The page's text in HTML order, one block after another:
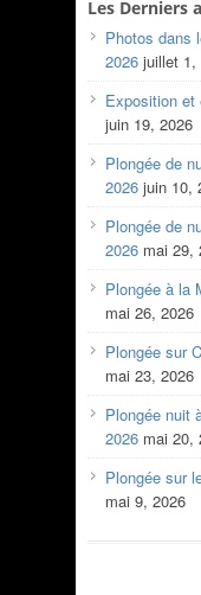
Les Derniers
Photos dans
2026 juillet 1,
Exposition et
juin 19, 2026
Plongée de
2026 juin 10,
Plongée de
2026 mai 29,
Plongée à la
mai 26, 2026
Plongée sur
mai 23, 2026
Plongée nuit
2026 mai 20,
Plongée sur
mai 9, 2026